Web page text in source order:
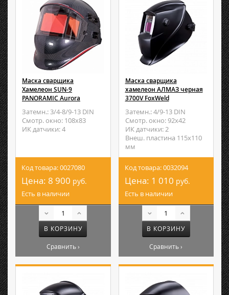
Маска сварщика
Хамелеон SUN-9
PANORAMIC Aurora
Затемн.: 3/4-8/9-13 DIN
Смотр. окно: 108х83
ИК датчики: 4
Код товара: 0027080
Цена: 8 900 руб.
Есть в наличии
В КОРЗИНУ
Сравнить ›
Маска сварщика
хамелеон АЛМАЗ черная
3700V FoxWeld
Затемн.: 4/9-13 DIN
Смотр. окно: 92х42
ИК датчики: 2
Внеш. пластина 115х110
мм
Код товара: 0032094
Цена: 1 010 руб.
Есть в наличии
В КОРЗИНУ
Сравнить ›